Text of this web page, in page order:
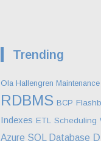
Trending
Ola Hallengren
RDBMS BCP
Indexes ETL Scheduling
Azure SQL Database